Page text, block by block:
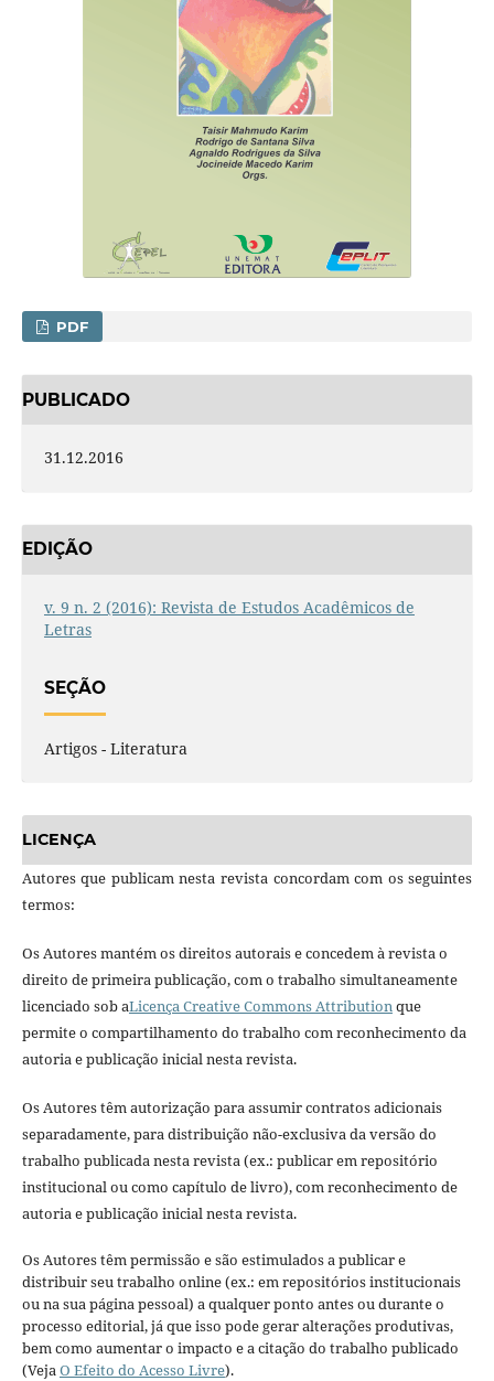
PDF
PUBLICADO
31.12.2016
EDIÇÃO
v. 9 n. 2 (2016): Revista de Estudos Acadêmicos de
Letras
SEÇÃO
Artigos - Literatura
LICENÇA
Autores que publicam nesta revista concordam com os seguintes
termos:
Os Autores mantém os direitos autorais e concedem à revista o
direito de primeira publicação, com o trabalho simultaneamente
licenciado sob aLicença Creative Commons Attributionque
permite o compartilhamento do trabalho com reconhecimento da
autoria e publicação inicial nesta revista.
Os Autores têm autorização para assumir contratos adicionais
separadamente, para distribuição não-exclusiva da versão do
trabalho publicada nesta revista (ex.: publicar em repositório
institucional ou como capítulo de livro), com reconhecimento de
autoria e publicação inicial nesta revista.
Os Autores têm permissão e são estimulados a publicar e
distribuir seu trabalho online (ex.: em repositórios institucionais
ou na sua página pessoal) a qualquer ponto antes ou durante o
processo editorial, já que isso pode gerar alterações produtivas,
bem como aumentar o impacto e a citação do trabalho publicado
(VejaO Efeito do Acesso Livre).